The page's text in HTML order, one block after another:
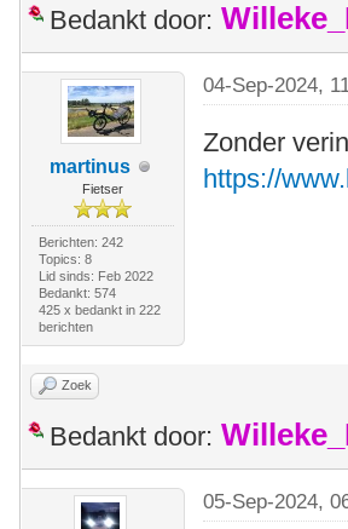
Bedankt door:
martinus
Fietser
Berichten: 242
Topics: 8
Lid sinds: Feb 2022
Bedankt: 574
425 x bedankt in 222
berichten
04-Sep-2024,
Zonder
https://
Zoek
Bedankt door:
05-Sep-2024,